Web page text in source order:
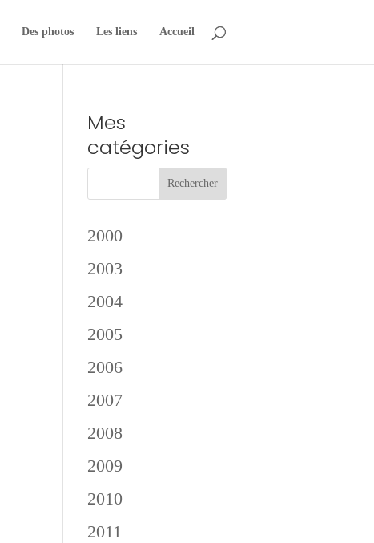
Des photos Les liens Accueil
Mes
catégories
2000
2003
2004
2005
2006
2007
2008
2009
2010
2011